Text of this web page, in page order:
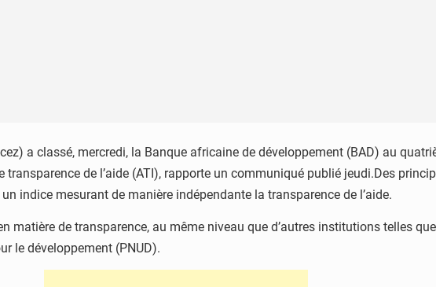
a classé, mercredi, la Banque africaine de développement (BAD) au
de l’aide (ATI), rapporte un communiqué publié jeudi.Des
indice mesurant de manière indépendante la transparence de l’aide.
matière de transparence, au même niveau que d’autres institutions telles
le développement (PNUD).